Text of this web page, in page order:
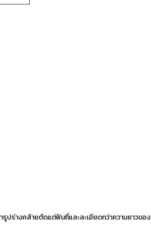
ร่างคล้ายตัดแต่ฟันถี่และละเอียดกว่าความยาวของ